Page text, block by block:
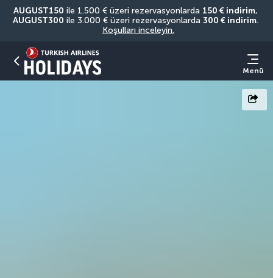
AUGUST150 ile 1.500 € üzeri rezervasyonlarda 150 € indirim
AUGUST300 ile 3.000 € üzeri rezervasyonlarda 300 € indirim
Koşulları inceleyin.
Menü